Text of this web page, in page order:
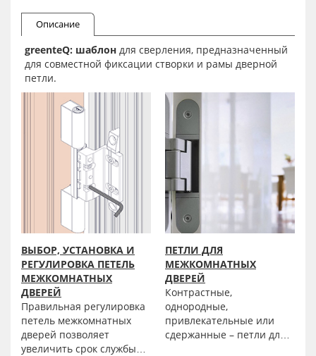
Описание
greenteQ: шаблон для сверления, предназначенный
для совместной фиксации створки и рамы дверной
петли.
ВЫБОР, УСТАНОВКА И
РЕГУЛИРОВКА ПЕТЕЛЬ
МЕЖКОМНАТНЫХ
ДВЕРЕЙ
Правильная регулировка
петель межкомнатных
дверей позволяет
увеличить срок службы
ПЕТЛИ ДЛЯ
МЕЖКОМНАТНЫХ
ДВЕРЕЙ
Контрастные,
однородные,
привлекательные или
сдержанные – петли для